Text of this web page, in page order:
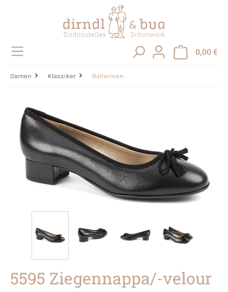
0,00 €
Damen Klassiker Ballerinen
5595 Ziegennappa/-velour